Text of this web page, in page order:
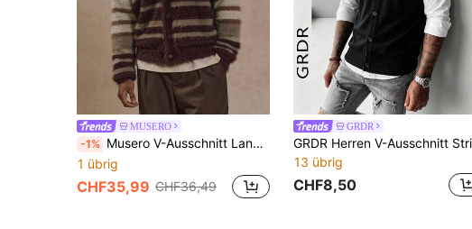
MUSERO
-1% Musero V-Ausschnitt Langarm Mohair Pullover Stil Knopfdurchgang Kontrast Streifen Strickjacke, Frühling Sommer Essentials zum Layering
1 übrig
CHF35,99 CHF36,49
GRDR
13 übrig
CHF8,50